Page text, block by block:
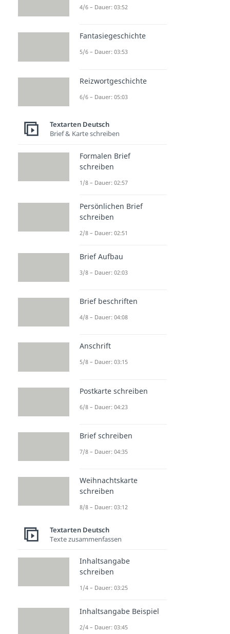
4/6 – Dauer: 03:52
Fantasiegeschichte
5/6 – Dauer: 03:53
Reizwortgeschichte
6/6 – Dauer: 05:03
Textarten Deutsch
Brief & Karte schreiben
Formalen Brief
schreiben
1/8 – Dauer: 02:57
Persönlichen Brief
schreiben
2/8 – Dauer: 02:51
Brief Aufbau
3/8 – Dauer: 02:03
Brief beschriften
4/8 – Dauer: 04:08
Anschrift
5/8 – Dauer: 03:15
Postkarte schreiben
6/8 – Dauer: 04:23
Brief schreiben
7/8 – Dauer: 04:35
Weihnachtskarte
schreiben
8/8 – Dauer: 03:12
Textarten Deutsch
Texte zusammenfassen
Inhaltsangabe
schreiben
1/4 – Dauer: 03:25
Inhaltsangabe Beispiel
2/4 – Dauer: 03:45